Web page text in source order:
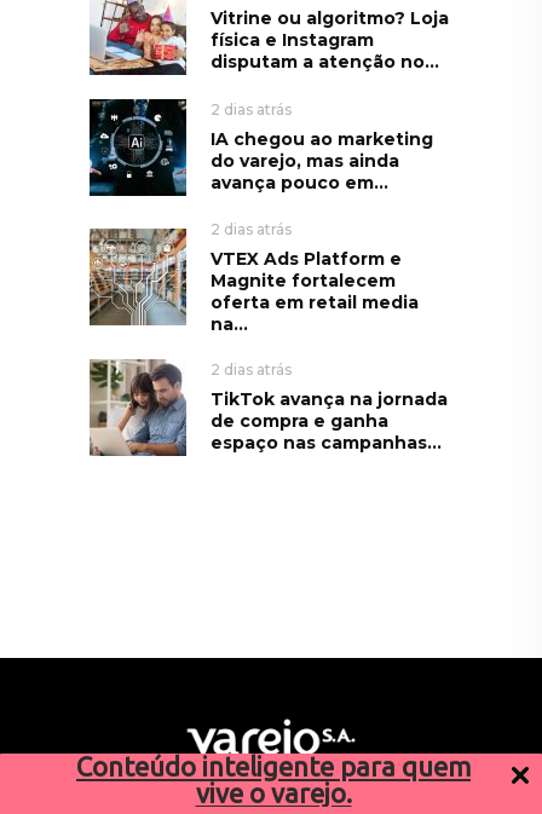
Conteúdo inteligente para quem
vive o varejo.
Vitrine ou algoritmo? Loja
física e Instagram
disputam a atenção no...
2 dias atrás
IA chegou ao marketing
do varejo, mas ainda
avança pouco em...
2 dias atrás
VTEX Ads Platform e
Magnite fortalecem
oferta em retail media
na...
2 dias atrás
TikTok avança na jornada
de compra e ganha
espaço nas campanhas...